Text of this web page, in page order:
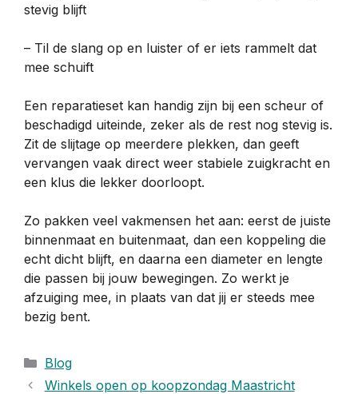
stevig blijft
– Til de slang op en luister of er iets rammelt dat
mee schuift
Een reparatieset kan handig zijn bij een scheur of
beschadigd uiteinde, zeker als de rest nog stevig is.
Zit de slijtage op meerdere plekken, dan geeft
vervangen vaak direct weer stabiele zuigkracht en
een klus die lekker doorloopt.
Zo pakken veel vakmensen het aan: eerst de juiste
binnenmaat en buitenmaat, dan een koppeling die
echt dicht blijft, en daarna een diameter en lengte
die passen bij jouw bewegingen. Zo werkt je
afzuiging mee, in plaats van dat jij er steeds mee
bezig bent.
Categorieën
Blog
Winkels open op koopzondag Maastricht